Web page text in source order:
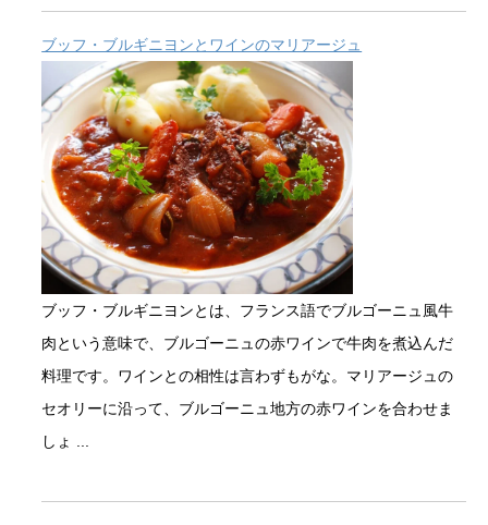
ブッフ・ブルギニヨンとワインのマリアージュ
ブッフ・ブルギニヨンとは、フランス語でブルゴーニュ風牛
肉という意味で、ブルゴーニュの赤ワインで牛肉を煮込んだ
料理です。ワインとの相性は言わずもがな。マリアージュの
セオリーに沿って、ブルゴーニュ地方の赤ワインを合わせま
しょ ...